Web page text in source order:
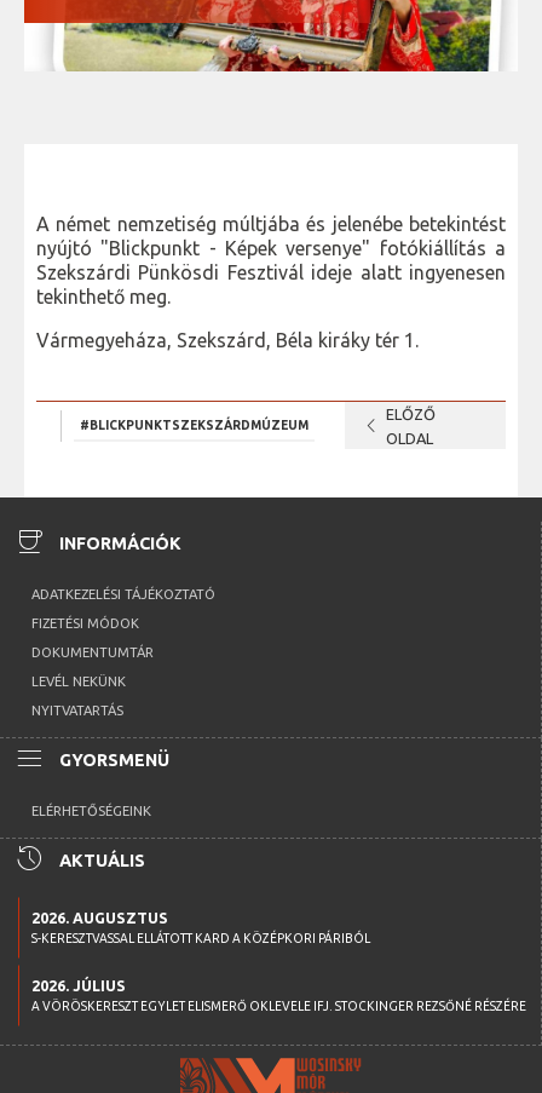
A német nemzetiség múltjába és jelenébe betekintést
nyújtó "Blickpunkt - Képek versenye" fotókiállítás a
Szekszárdi Pünkösdi Fesztivál ideje alatt ingyenesen
tekinthető meg.
Vármegyeháza, Szekszárd, Béla kiráky tér 1.
#BLICKPUNKTSZEKSZÁRDMÚZEUM chevron_left
ELŐZŐ
OLDAL
coffee INFORMÁCIÓK
ADATKEZELÉSI TÁJÉKOZTATÓ
FIZETÉSI MÓDOK
DOKUMENTUMTÁR
LEVÉL NEKÜNK
NYITVATARTÁS
menu GYORSMENÜ
ELÉRHETŐSÉGEINK
history AKTUÁLIS
2026. AUGUSZTUS
S-KERESZTVASSAL ELLÁTOTT KARD A KÖZÉPKORI PÁRIBÓL
2026. JÚLIUS
A VÖRÖSKERESZT EGYLET ELISMERŐ OKLEVELE IFJ. STOCKINGER REZSŐNÉ RÉSZÉRE